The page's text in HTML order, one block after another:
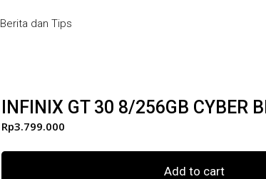
Berita dan Tips
INFINIX GT 30 8/256GB CYBER
Rp3.799.000
Add to cart